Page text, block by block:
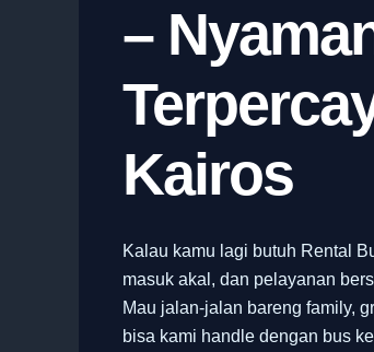
–
Kairos
Kalau kamu lagi butuh Rental
masuk akal, dan pelayanan
Mau jalan-jalan bareng family,
bisa kami handle dengan bus